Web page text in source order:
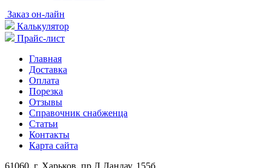
Заказ он-лайн
Калькулятор
Прайс-лист
Главная
Доставка
Оплата
Порезка
Отзывы
Справочник снабженца
Статьи
Контакты
Карта сайта